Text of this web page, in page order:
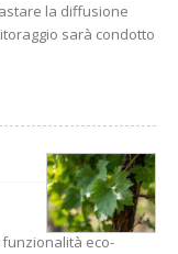
la diffusione
sarà condotto
eco-